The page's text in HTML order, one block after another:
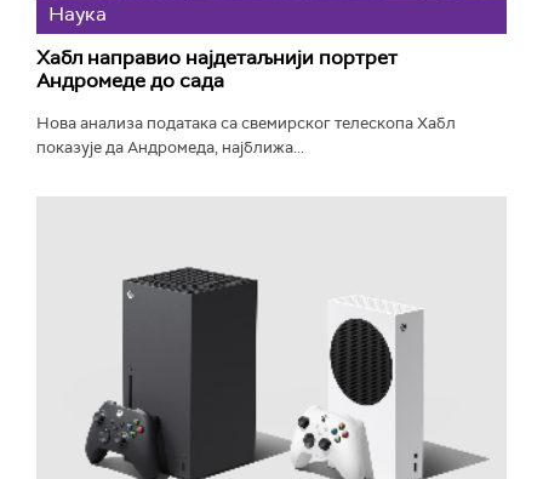
Наука
Хабл направио најдетаљнији портрет
Андромеде до сада
Нова анализа података са свемирског телескопа Хабл
показује да Андромеда, најближа...